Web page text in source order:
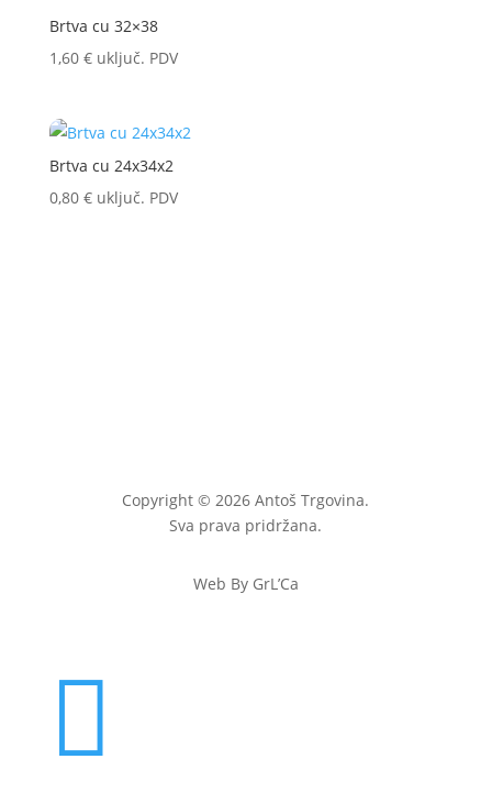
Brtva cu 32×38
1,60 € uključ. PDV
Brtva cu 24x34x2
0,80 € uključ. PDV
Copyright © 2026 Antoš Trgovina.
Sva prava pridržana.
Web By GrL’Ca
